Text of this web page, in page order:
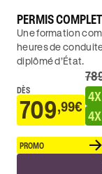
PERMIS COMPLET
Une formation
heures de
diplômé d’État.
DÈS
709,99€
PROMO